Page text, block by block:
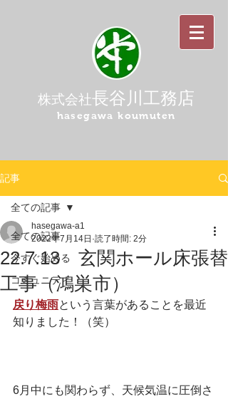
株式会社長谷川工務店
hasegawa koumuten
記事
全ての記事
今すぐ始める
コミュニティ
全ての記事
22.7.13 玄関ホール床張替
工事（鴻巣市）
hasegawa-a1
2022年7月14日 読了時間: 2分
戻り梅雨という言葉があることを最近
知りました！（笑）
6月中にも関わらず、天候気温に圧倒さ